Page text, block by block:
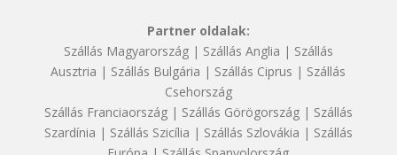
Partner oldalak:
Szállás Magyarország| Szállás Anglia | Szállás
Ausztria | Szállás Bulgária | Szállás Ciprus | Szállás
Csehország
Szállás Franciaország| Szállás Görögország| Szállás
Szardínia | Szállás Szicília | Szállás Szlovákia | Szállás